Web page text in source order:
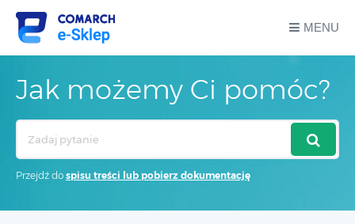
MENU
Jak możemy Ci pomóc?
Przejdź do spisu treści lub pobierz dokumentację